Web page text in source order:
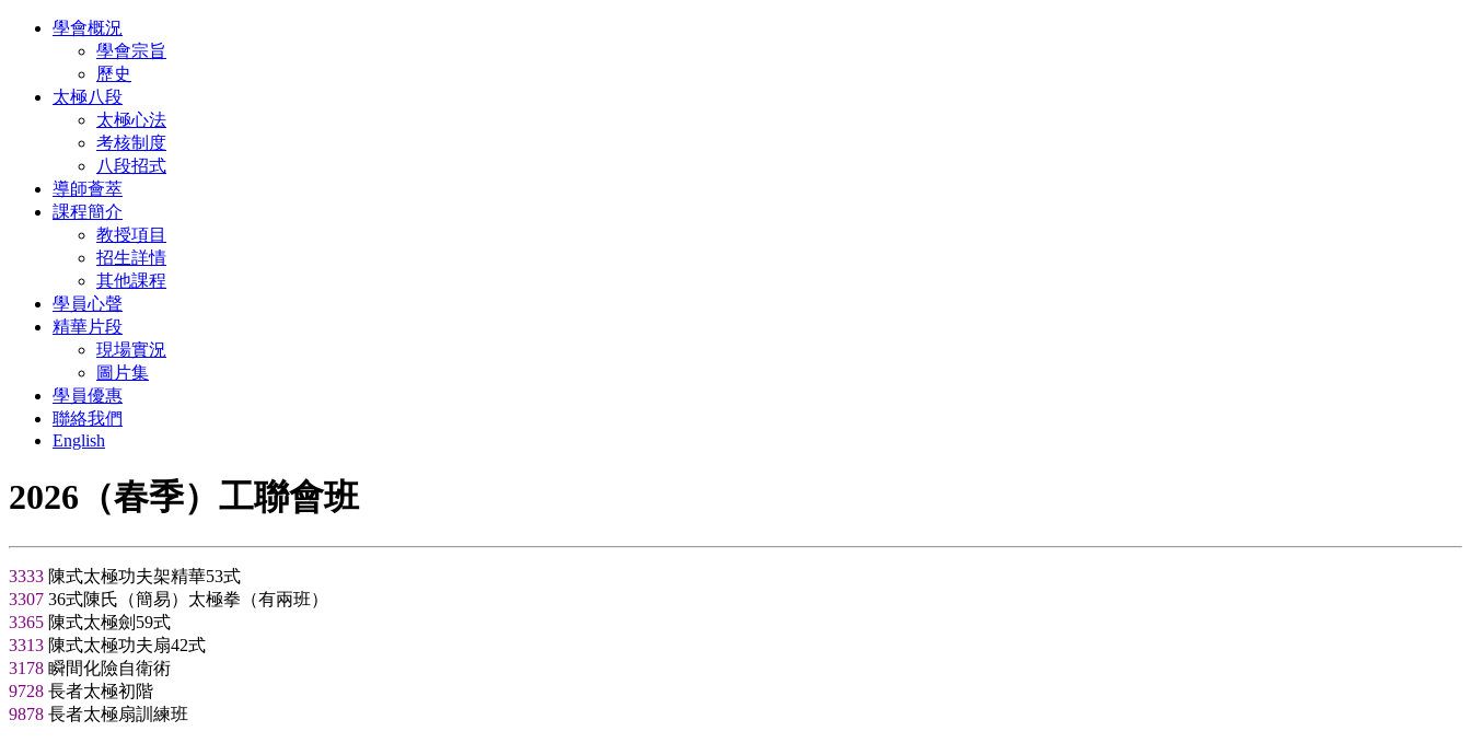
學會概況
學會宗旨
歷史
太極八段
太極心法
考核制度
八段招式
導師薈萃
課程簡介
教授項目
招生詳情
其他課程
學員心聲
精華片段
現場實況
圖片集
學員優惠
聯絡我們
English
2026（春季）工聯會班
3333 陳式太極功夫架精華53式
3307 36式陳氏（簡易）太極拳（有兩班）
3365 陳式太極劍59式
3313 陳式太極功夫扇42式
3178 瞬間化險自衛術
9728 長者太極初階
9878 長者太極扇訓練班